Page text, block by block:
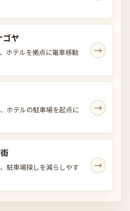
ゴヤ
ホテルを拠点に電車移動
→
ホテルの駐車場を起点に
→
駐車場探しを減らしやす
→